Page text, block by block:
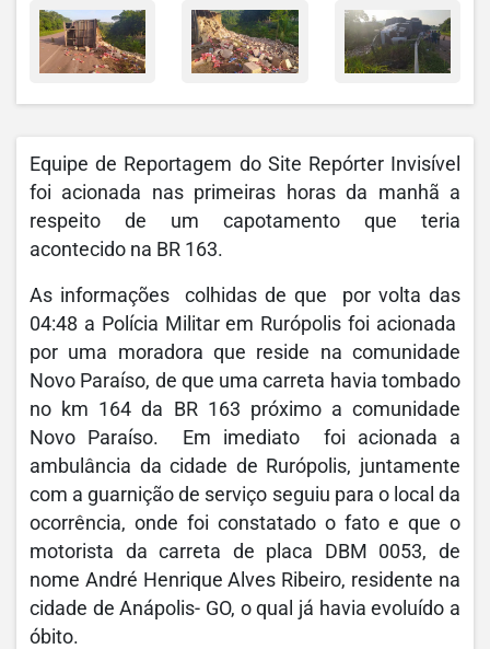
Equipe de Reportagem do Site Repórter Invisível
foi acionada nas primeiras horas da manhã a
respeito de um capotamento que teria
acontecido na BR 163.
As informações colhidas de que por volta das
04:48 a Polícia Militar em Rurópolis foi acionada
por uma moradora que reside na comunidade
Novo Paraíso, de que uma carreta havia tombado
no km 164 da BR 163 próximo a comunidade
Novo Paraíso. Em imediato foi acionada a
ambulância da cidade de Rurópolis, juntamente
com a guarnição de serviço seguiu para o local da
ocorrência, onde foi constatado o fato e que o
motorista da carreta de placa DBM 0053, de
nome André Henrique Alves Ribeiro, residente na
cidade de Anápolis- GO, o qual já havia evoluído a
óbito.